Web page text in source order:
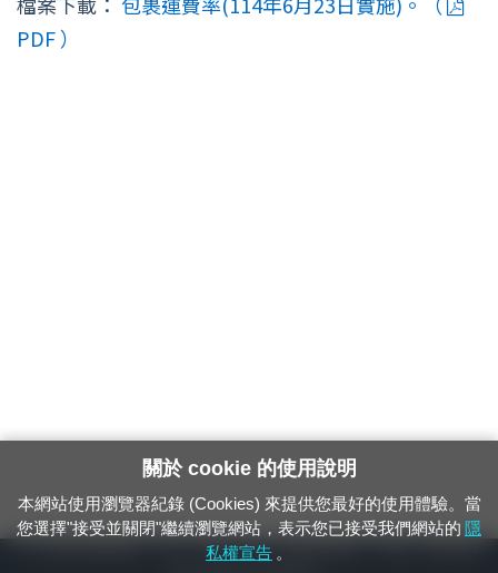
PDF ）
24小時緊急通報電話：1933（市話、手機，僅限發現軌道、平交道、橋樑及隧
關於 cookie 的使用說明
本網站使用瀏覽器紀錄 (Cookies) 來提供您最好的使用體驗。當
您選擇"接受並關閉"繼續瀏覽網站，表示您已接受我們網站的 隱
私權宣告 。